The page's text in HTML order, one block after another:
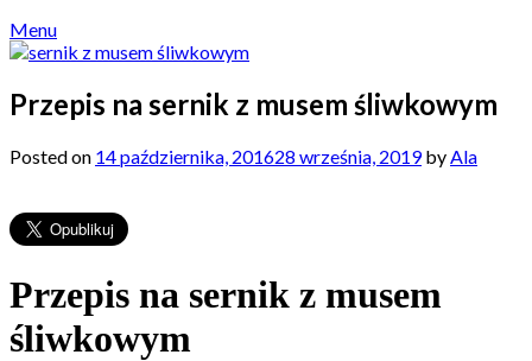
Menu
Przepis na sernik z musem śliwkowym
Posted on 14 października, 201628 września, 2019byAla
Przepis na sernik z musem
śliwkowym